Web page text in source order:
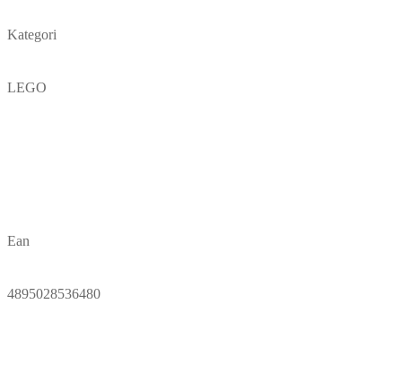
Kategori
LEGO
Ean
4895028536480